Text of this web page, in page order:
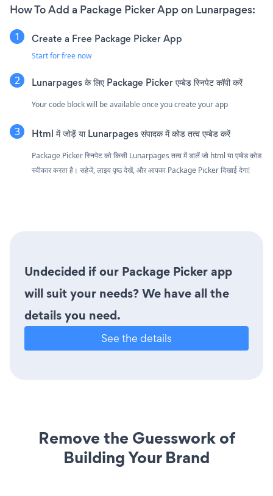
How To Add a Package Picker App on Lunarpages:
Create a Free Package Picker App
Start for free now
Lunarpages के लिए Package Picker एम्बेड स्निपेट कॉपी करें
Your code block will be available once you create your app
Html में जोड़ें या Lunarpages संपादक में कोड तत्व एम्बेड करें
Package Picker स्निपेट को किसी Lunarpages तत्व में डालें जो html या एम्बेड कोड
स्वीकार करता है। सहेजें, लाइव पृष्ठ देखें, और आपका Package Picker दिखाई देगा!
Undecided if our Package Picker app
will suit your needs? We have all the
details you need.
See the details
Remove the Guesswork of
Building Your Brand